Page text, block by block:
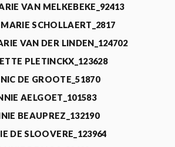
VAN MELKEBEKE_92413
SCHOLLAERT_2817
VAN DER LINDEN_124702
PLETINCKX_123628
DE GROOTE_51870
AELGOET_101583
BEAUPREZ_132190
DE SLOOVERE_123964